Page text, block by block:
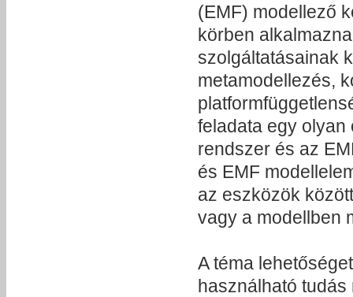
(EMF) modellező
körben
szolgáltatásainak
metamodellezés,
feladata egy
rendszer és az
és EMF
az eszközök
vagy a modellben
A téma
használható